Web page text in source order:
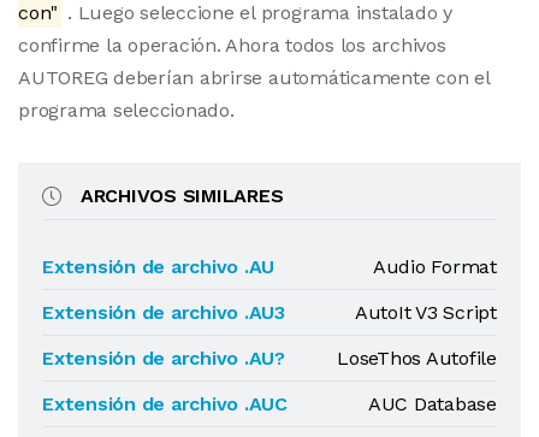
con" . Luego seleccione el programa instalado y
confirme la operación. Ahora todos los archivos
AUTOREG deberían abrirse automáticamente con el
programa seleccionado.
ARCHIVOS SIMILARES
Extensión de archivo .AU
Audio Format
Extensión de archivo .AU3
AutoIt V3 Script
Extensión de archivo .AU?
LoseThos Autofile
Extensión de archivo .AUC
AUC Database